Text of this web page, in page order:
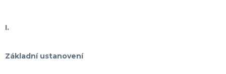
I.
Základní ustanovení